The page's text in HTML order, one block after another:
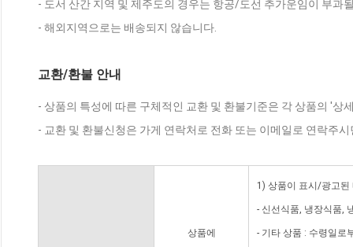
- 도서 산간 지역 및 제주도의 경우는 항공/도선 추가운임이 부과
- 해외지역으로는 배송되지 않습니다.
교환/환불 안내
- 상품의 특성에 따른 구체적인 교환 및 환불기준은 각 상품의 '상
- 교환 및 환불신청은 가게 연락처로 전화 또는 이메일로 연락주
상품에
1) 상품이 표시/광고된
- 신선식품, 냉장식품,
- 기타 상품 : 수령일로